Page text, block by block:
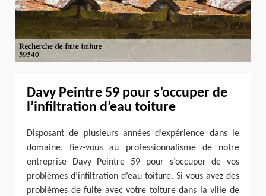
Davy Peintre 59 pour s’occuper de
l’infiltration d’eau toiture
Disposant de plusieurs années d’expérience dans le
domaine, fiez-vous au professionnalisme de notre
entreprise Davy Peintre 59 pour s’occuper de vos
problèmes d’infiltration d’eau toiture. Si vous avez des
problèmes de fuite avec votre toiture dans la ville de